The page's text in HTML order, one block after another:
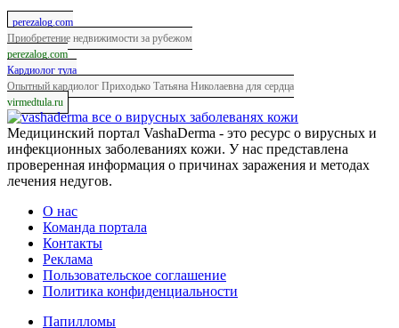
perezalog.com
Приобретение недвижимости за рубежом
perezalog.com
Кардиолог тула
Опытный кардиолог Приходько Татьяна Николаевна для сердца
virmedtula.ru
все о вирусных заболеванях кожи
Медицинский портал VashaDerma - это ресурс о вирусных и
инфекционных заболеваниях кожи. У нас представлена
проверенная информация о причинах заражения и методах
лечения недугов.
О нас
Команда портала
Контакты
Реклама
Пользовательское соглашение
Политика конфиденциальности
Папилломы